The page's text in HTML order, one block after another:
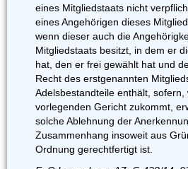
eines Mitgliedstaats nicht
eines Angehörigen dieses
wenn dieser auch die
Mitgliedstaats besitzt, in dem er
hat, den er frei gewählt hat und
Recht des erstgenannten
Adelsbestandteile enthält,
vorlegenden Gericht zukommt,
solche Ablehnung der
Zusammenhang insoweit aus
Ordnung gerechtfertigt ist.